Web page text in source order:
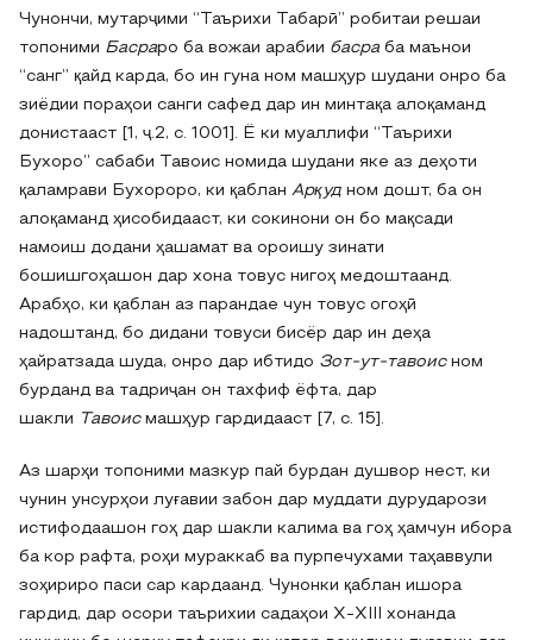
Чунончи, мутарҷими “Таърихи Табарӣ” робитаи решаи
топоними Басраро ба вожаи арабии басра ба маънои
“санг” қайд карда, бо ин гуна ном машҳур шудани онро ба
зиёдии пораҳои санги сафед дар ин минтақа алоқаманд
донистааст [1, ҷ.2, с. 1001]. Ё ки муаллифи “Таърихи
Бухоро” сабаби Тавоис номида шудани яке аз деҳоти
қаламрави Бухороро, ки қаблан Арқуд ном дошт, ба он
алоқаманд ҳисобидааст, ки сокинони он бо мақсади
намоиш додани ҳашамат ва ороишу зинати
бошишгоҳашон дар хона товус нигоҳ медоштаанд.
Арабҳо, ки қаблан аз парандае чун товус огоҳӣ
надоштанд, бо дидани товуси бисёр дар ин деҳа
ҳайратзада шуда, онро дар ибтидо Зот-ут-тавоисном
бурданд ва тадриҷан он тахфиф ёфта, дар
шакли
Тавоисмашҳур гардидааст [7, с. 15].
Аз шарҳи топоними мазкур пай бурдан душвор нест, ки
чунин унсурҳои луғавии забон дар муддати дурударози
истифодаашон гоҳ дар шакли калима ва гоҳ ҳамчун ибора
ба кор рафта, роҳи мураккаб ва пурпечухами таҳаввули
зоҳириро паси сар кардаанд. Чунонки қаблан ишора
гардид, дар осори таърихии садаҳои X-XIII хонанда